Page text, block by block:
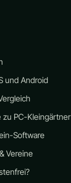
und Android
zu PC-Kleingärtner
Software
Vereine